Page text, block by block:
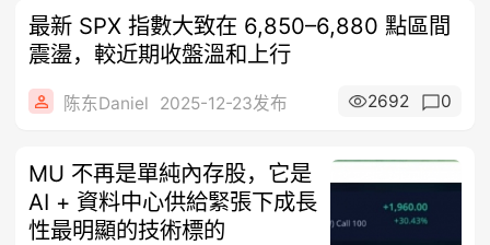
最新 SPX 指數大致在 6,850–6,880 點區間
震盪，較近期收盤溫和上行
陈东Daniel 2025-12-23发布 2692 0
MU 不再是單純內存股，它是
AI + 資料中心供給緊張下成長
性最明顯的技術標的